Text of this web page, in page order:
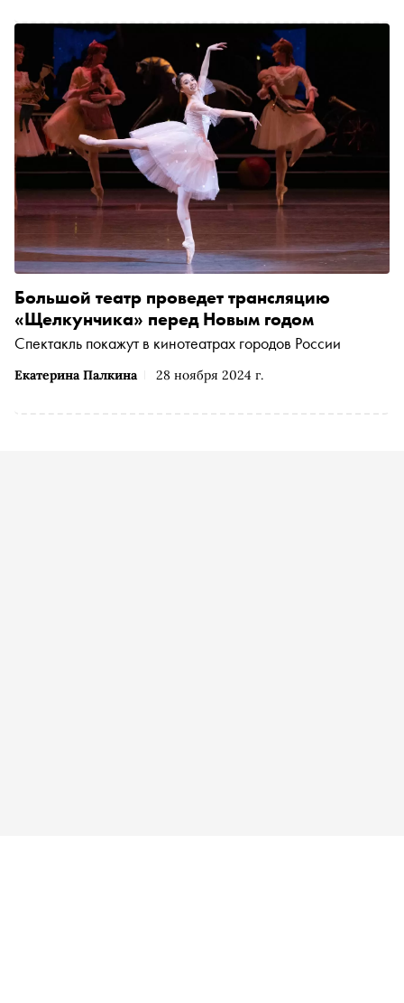
Екатерина Палкина 28 ноября 2024 г.
Большой театр проведет трансляцию
«Щелкунчика» перед Новым годом
Спектакль покажут в кинотеатрах городов России